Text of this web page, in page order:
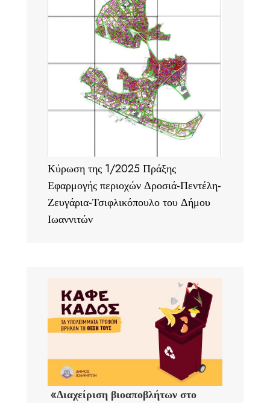
Κύρωση της 1/2025 Πράξης
Εφαρμογής περιοχών Δροσιά-Πεντέλη-
Ζευγάρια-Τσιφλικόπουλο του Δήμου
Ιωαννιτών
«Διαχείριση βιοαποβλήτων στο